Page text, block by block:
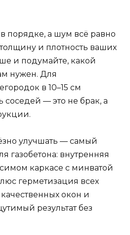
порядке, а шум всё равно
и плотность ваших
и подумайте, какой
нужен. Для
в 10–15 см
— это не брак, а
улучшать — самый
газобетона: внутренняя
каркасе с минватой
герметизация всех
окон и
результат без